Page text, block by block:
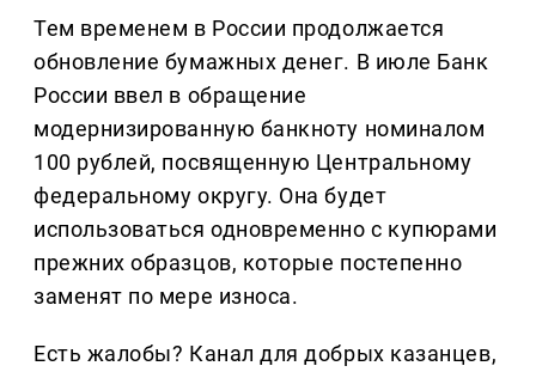
Тем временем в России продолжается
обновление бумажных денег. В июле Банк
России ввел в обращение
модернизированную банкноту номиналом
100 рублей, посвященную Центральному
федеральному округу. Она будет
использоваться одновременно с купюрами
прежних образцов, которые постепенно
заменят по мере износа.
Есть жалобы? Канал для добрых казанцев,